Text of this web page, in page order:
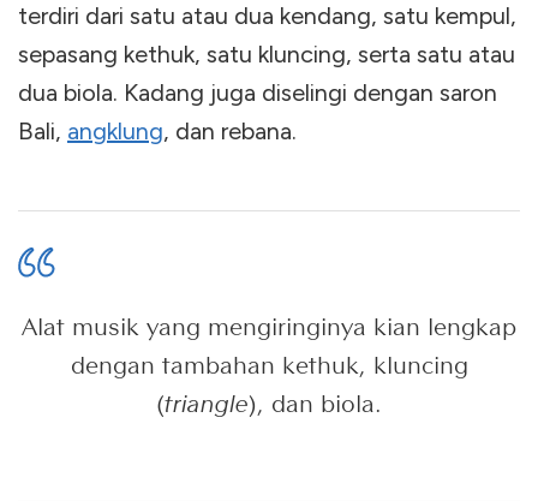
terdiri dari satu atau dua kendang, satu kempul,
sepasang kethuk, satu kluncing, serta satu atau
dua biola. Kadang juga diselingi dengan saron
Bali, angklung, dan rebana.
Alat musik yang mengiringinya kian lengkap
dengan tambahan kethuk, kluncing
(triangle), dan biola.